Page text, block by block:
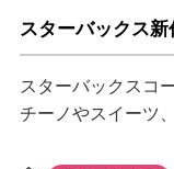
スターバックス
スターバックスコ
チーノやスイーツ